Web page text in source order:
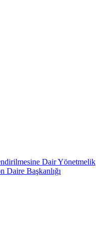
Dair Yönetmelik
Daire Başkanlığı